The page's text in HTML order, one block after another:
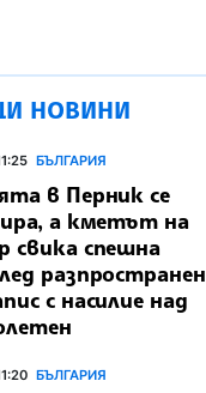
НОВИНИ
БЪЛГАРИЯ
в Перник се
а кметът на
свика спешна
разпространен
с насилие над
БЪЛГАРИЯ